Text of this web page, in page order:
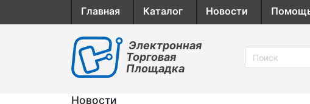
Главная Каталог Новости
Электронная
Торговая
Площадка
Новости